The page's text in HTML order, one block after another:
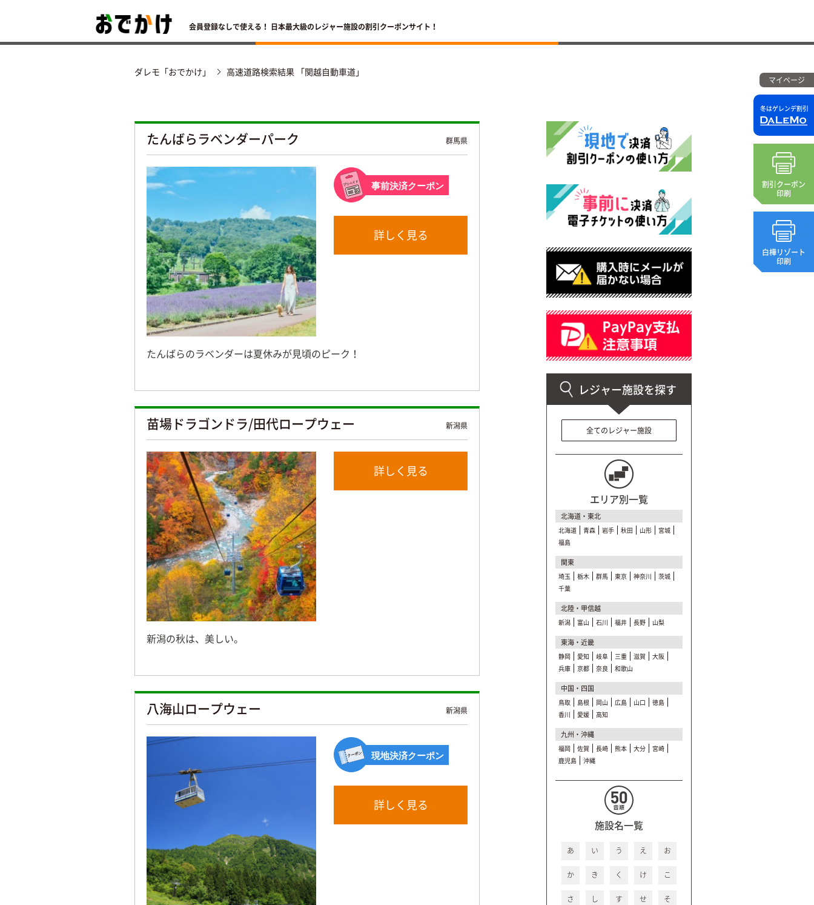
会員登録なしで使える！ 日本最大級のレジャー施設の割引クーポンサイト！
冬はゲレンデ割引
割引クーポン
印刷
白樺リゾート
印刷
マイページ
ダレモ「おでかけ」 高速道路検索結果 「関越自動車道」
たんばらラベンダーパーク 群馬県
事前決済クーポン
詳しく見る
たんばらのラベンダーは夏休みが見頃のピーク！
苗場ドラゴンドラ/田代ロープウェー 新潟県
詳しく見る
新潟の秋は、美しい。
八海山ロープウェー 新潟県
現地決済クーポン
詳しく見る
全てのレジャー施設
エリア別一覧
北海道・東北
北海道 青森 岩手 秋田 山形
宮城
福島
関東
埼玉 栃木 群馬 東京 神奈川
茨城
千葉
北陸・甲信越
新潟 富山 石川 福井 長野 山梨
東海・近畿
静岡 愛知 岐阜 三重 滋賀
大阪
兵庫
京都 奈良 和歌山
中国・四国
鳥取 島根 岡山 広島 山口
徳島
香川
愛媛 高知
九州・沖縄
福岡 佐賀 長崎 熊本 大分
宮崎
鹿児島
沖縄
施設名一覧
あ い う え お
か き く け こ
さ し す せ そ